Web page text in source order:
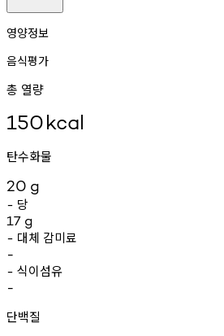
영양정보
음식평가
총 열량
150kcal
탄수화물
20 g
- 당
17 g
- 대체 감미료
-
- 식이섬유
-
단백질